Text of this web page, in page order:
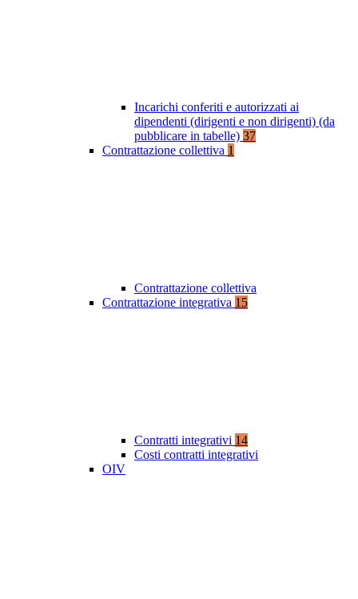
Incarichi conferiti e autorizzati ai
dipendenti (dirigenti e non dirigenti) (da
pubblicare in tabelle) 37
Contrattazione collettiva 1
Contrattazione collettiva
Contrattazione integrativa 15
Contratti integrativi 14
Costi contratti integrativi
OIV